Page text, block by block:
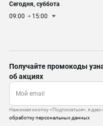
Сегодня, суббота
09:00
15:00
Получайте промокоды
об акциях
Нажимая кнопку «Подписаться», я
обработку персональных данных